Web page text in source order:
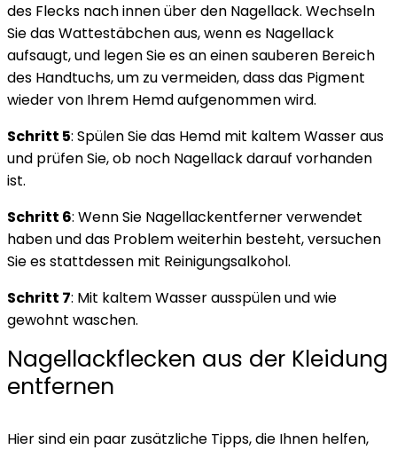
des Flecks nach innen über den Nagellack. Wechseln
Sie das Wattestäbchen aus, wenn es Nagellack
aufsaugt, und legen Sie es an einen sauberen Bereich
des Handtuchs, um zu vermeiden, dass das Pigment
wieder von Ihrem Hemd aufgenommen wird.
Schritt 5: Spülen Sie das Hemd mit kaltem Wasser aus
und prüfen Sie, ob noch Nagellack darauf vorhanden
ist.
Schritt 6: Wenn Sie Nagellackentferner verwendet
haben und das Problem weiterhin besteht, versuchen
Sie es stattdessen mit Reinigungsalkohol.
Schritt 7: Mit kaltem Wasser ausspülen und wie
gewohnt waschen.
Nagellackflecken aus der Kleidung
entfernen
Hier sind ein paar zusätzliche Tipps, die Ihnen helfen,